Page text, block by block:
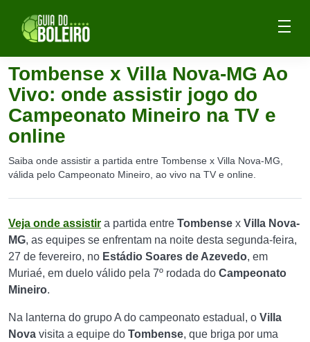
Tombense x Villa Nova-MG Ao
Vivo: onde assistir jogo do
Campeonato Mineiro na TV e
online
Saiba onde assistir a partida entre Tombense x Villa Nova-MG,
válida pelo Campeonato Mineiro, ao vivo na TV e online.
Veja onde assistir a partida entre Tombense x Villa Nova-
MG, as equipes se enfrentam na noite desta segunda-feira,
27 de fevereiro, no Estádio Soares de Azevedo, em
Muriaé, em duelo válido pela 7º rodada do Campeonato
Mineiro.
Na lanterna do grupo A do campeonato estadual, o Villa
Nova visita a equipe do Tombense, que briga por uma